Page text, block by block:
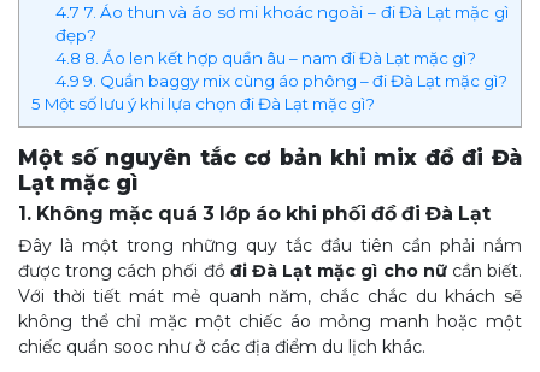
4.7 7. Áo thun và áo sơ mi khoác ngoài – đi Đà Lạt mặc gì
đẹp?
4.8 8. Áo len kết hợp quần âu – nam đi Đà Lạt mặc gì?
4.9 9. Quần baggy mix cùng áo phông – đi Đà Lạt mặc gì?
5 Một số lưu ý khi lựa chọn đi Đà Lạt mặc gì?
Một số nguyên tắc cơ bản khi mix đồ đi Đà
Lạt mặc gì
1. Không mặc quá 3 lớp áo khi phối đồ đi Đà Lạt
Đây là một trong những quy tắc đầu tiên cần phải nắm
được trong cách phối đồ đi Đà Lạt mặc gì cho nữ cần biết.
Với thời tiết mát mẻ quanh năm, chắc chắc du khách sẽ
không thể chỉ mặc một chiếc áo mỏng manh hoặc một
chiếc quần sooc như ở các địa điểm du lịch khác.